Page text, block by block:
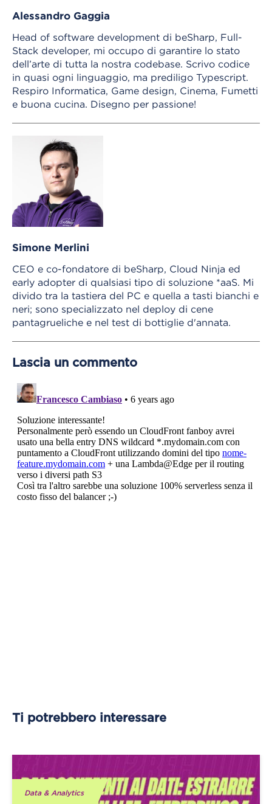
Alessandro Gaggia
Head of software development di beSharp, Full-
Stack developer, mi occupo di garantire lo stato
dell’arte di tutta la nostra codebase. Scrivo codice
in quasi ogni linguaggio, ma prediligo Typescript.
Respiro Informatica, Game design, Cinema, Fumetti
e buona cucina. Disegno per passione!
Simone Merlini
CEO e co-fondatore di beSharp, Cloud Ninja ed
early adopter di qualsiasi tipo di soluzione *aaS. Mi
divido tra la tastiera del PC e quella a tasti bianchi e
neri; sono specializzato nel deploy di cene
pantagrueliche e nel test di bottiglie d'annata.
Lascia un commento
Ti potrebbero interessare
Data & Analytics